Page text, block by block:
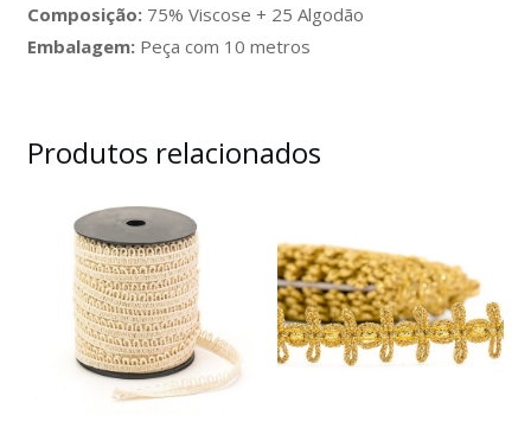
Composição: 75% Viscose + 25 Algodão
Embalagem: Peça com 10 metros
Produtos relacionados